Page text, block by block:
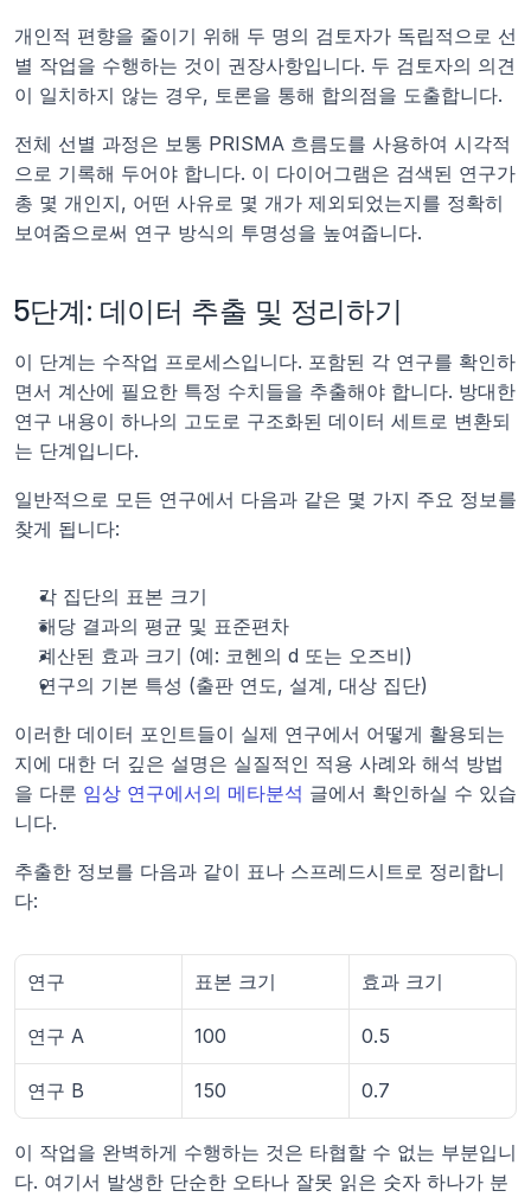
개인적 편향을 줄이기 위해 두 명의 검토자가 독립적으로 선
별 작업을 수행하는 것이 권장사항입니다. 두 검토자의 의견
이 일치하지 않는 경우, 토론을 통해 합의점을 도출합니다.
전체 선별 과정은 보통 PRISMA 흐름도를 사용하여 시각적
으로 기록해 두어야 합니다. 이 다이어그램은 검색된 연구가
총 몇 개인지, 어떤 사유로 몇 개가 제외되었는지를 정확히
보여줌으로써 연구 방식의 투명성을 높여줍니다.
5단계: 데이터 추출 및 정리하기
이 단계는 수작업 프로세스입니다. 포함된 각 연구를 확인하
면서 계산에 필요한 특정 수치들을 추출해야 합니다. 방대한
연구 내용이 하나의 고도로 구조화된 데이터 세트로 변환되
는 단계입니다.
일반적으로 모든 연구에서 다음과 같은 몇 가지 주요 정보를
찾게 됩니다:
각 집단의 표본 크기
해당 결과의 평균 및 표준편차
계산된 효과 크기 (예: 코헨의 d 또는 오즈비)
연구의 기본 특성 (출판 연도, 설계, 대상 집단)
이러한 데이터 포인트들이 실제 연구에서 어떻게 활용되는
지에 대한 더 깊은 설명은 실질적인 적용 사례와 해석 방법
을 다룬 임상 연구에서의 메타분석 글에서 확인하실 수 있습
니다.
추출한 정보를 다음과 같이 표나 스프레드시트로 정리합니
다:
연구 표본 크기 효과 크기
연구 A 100 0.5
연구 B 150 0.7
이 작업을 완벽하게 수행하는 것은 타협할 수 없는 부분입니
다. 여기서 발생한 단순한 오타나 잘못 읽은 숫자 하나가 분